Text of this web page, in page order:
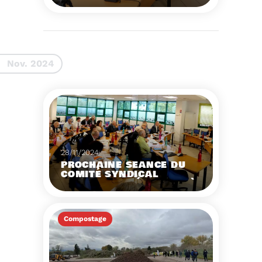
Nov. 2024
28/11/2024
PROCHAINE SÉANCE DU
COMITÉ SYNDICAL
MERCREDI 4 DÉCEMBRE À
9 HEURES
Voir plus
Compostage